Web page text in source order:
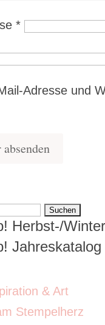
*
Adresse und
Herbst-/
& Art
Stempelherz